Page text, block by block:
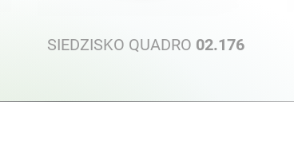
SIEDZISKO QUADRO 02.176